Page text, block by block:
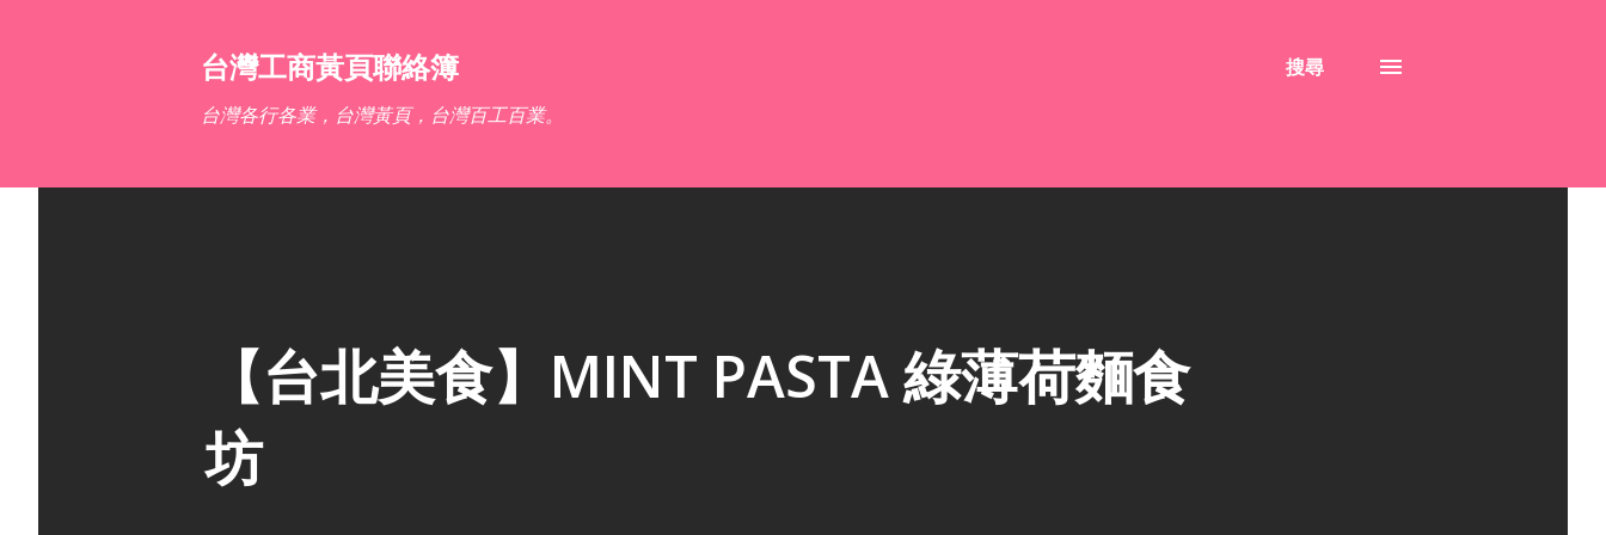
台灣工商黃頁聯絡簿
台灣各行各業，台灣黃頁，台灣百工百業。
搜尋
【台北美食】MINT PASTA 綠薄荷麵食
坊